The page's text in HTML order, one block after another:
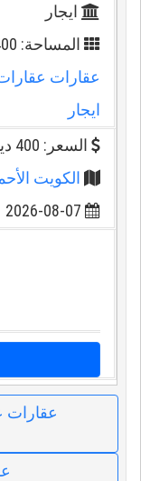
ايجار
المساحة: 400 م²
عقارات
ايجار
السعر: 400 دينار كويتي
الكويت
2026-08-07
عقارات